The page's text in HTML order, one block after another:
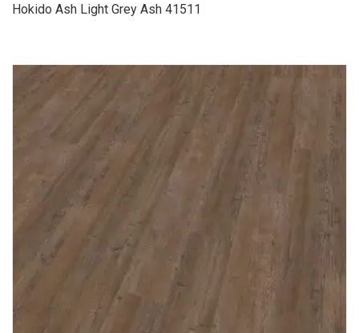
Hokido Ash Light Grey Ash 41511